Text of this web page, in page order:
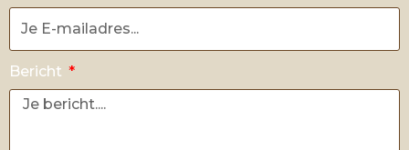
Bericht